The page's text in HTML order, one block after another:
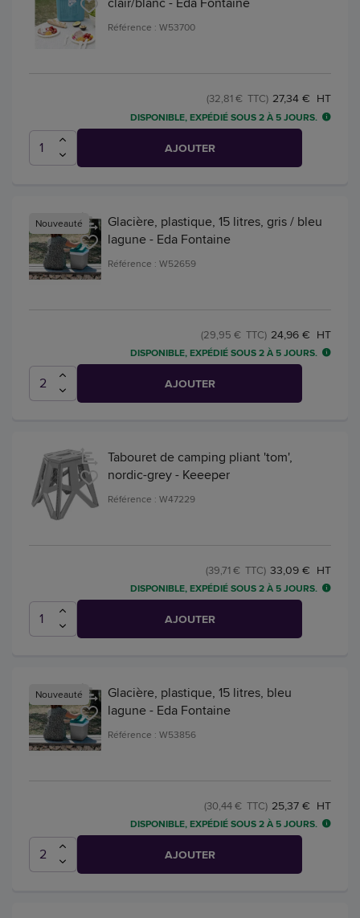
Référence : W53700
27,34 € HT
(32,81 € TTC)
DISPONIBLE, EXPÉDIÉ SOUS 2 À 5 JOURS.
AJOUTER
Nouveauté
Glacière, plastique, 15 litres, gris / bleu
lagune - Eda Fontaine
Référence : W52659
24,96 € HT
(29,95 € TTC)
DISPONIBLE, EXPÉDIÉ SOUS 2 À 5 JOURS.
AJOUTER
Tabouret de camping pliant 'tom',
nordic-grey - Keeeper
Référence : W47229
33,09 € HT
(39,71 € TTC)
DISPONIBLE, EXPÉDIÉ SOUS 2 À 5 JOURS.
AJOUTER
Nouveauté
Glacière, plastique, 15 litres, bleu
lagune - Eda Fontaine
Référence : W53856
25,37 € HT
(30,44 € TTC)
DISPONIBLE, EXPÉDIÉ SOUS 2 À 5 JOURS.
AJOUTER